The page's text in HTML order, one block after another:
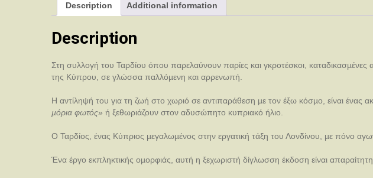
Description Additional information
Description
Στη συλλογή του Ταρδίου όπου παρελαύνουν παρίες και γκροτέσκοι,
της Κύπρου, σε γλώσσα παλλόµενη και αρρενωπή.
Η αντίληψή του για τη ζωή στο χωριό σε αντιπαράθεση µε τον έξω κόσµο, είναι
µόρια φωτός» ή ξεθωριάζουν στον αδυσώπητο κυπριακό ήλιο.
Ο Ταρδίος, ένας Κύπριος µεγαλωµένος στην εργατική τάξη του Λονδίνου, µε πόνο
Ένα έργο εκπληκτικής οµορφιάς, αυτή η ξεχωριστή δίγλωσση έκδοση είναι